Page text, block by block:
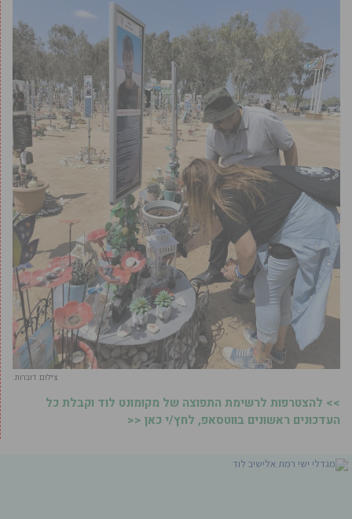
צילום: דוברות.
>> להצטרפות לרשימת התפוצה של מקומונט לוד וקבלת כל
העדכונים ראשונים בווטסאפ, לחץ/י כאן <<